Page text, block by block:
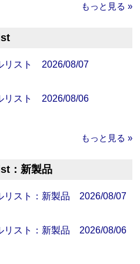
もっと見る »
リスト 2026/08/07
リスト 2026/08/06
もっと見る »
：新製品
リスト：新製品 2026/08/07
リスト：新製品 2026/08/06